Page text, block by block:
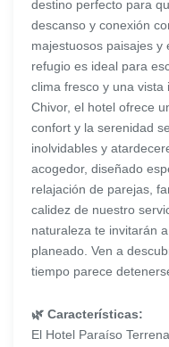
destino perfecto para
descanso y conexión
majestuosos paisajes y
refugio es ideal para
clima fresco y una vista
Chivor, el hotel ofrece
confort y la serenidad
inolvidables y
acogedor, diseñado
relajación de parejas,
calidez de nuestro
naturaleza te invitarán
planeado. Ven a
tiempo parece
🌿 Características:
El Hotel Paraíso